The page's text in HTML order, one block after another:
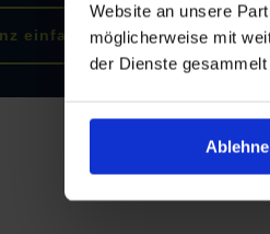
Website an unsere
möglicherweise mit
der Dienste gesammelt
einfach vergleichen